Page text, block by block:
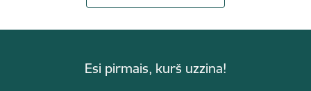
Esi pirmais, kurš uzzina!